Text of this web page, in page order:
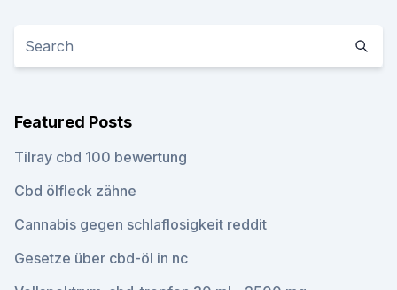
Featured Posts
Tilray cbd 100 bewertung
Cbd ölfleck zähne
Cannabis gegen schlaflosigkeit reddit
Gesetze über cbd-öl in nc